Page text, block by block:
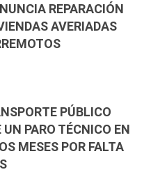
REPARACIÓN
AVERIADAS
PÚBLICO
UN PARO TÉCNICO EN
MESES POR FALTA